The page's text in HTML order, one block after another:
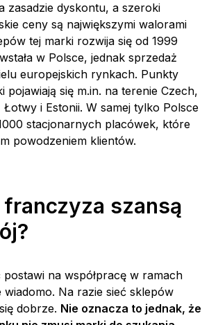
zasadzie dyskontu, a szeroki
ceny są największymi walorami
tej marki rozwija się od 1999
w Polsce, jednak sprzedaż
europejskich rynkach. Punkty
pojawiają się m.in. na terenie Czech,
Łotwy i Estonii. W samej tylko Polsce
stacjonarnych placówek, które
powodzeniem klientów.
franczyza szansą
postawi na współpracę w ramach
Na razie sieć sklepów
dobrze. Nie oznacza to jednak, że